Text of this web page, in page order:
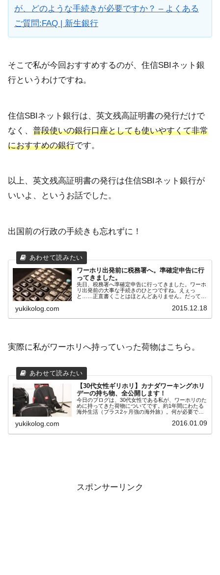
が、どのような手続きが必要ですか？ – よくある
ご質問:FAQ | 新生銀行
そこで私が今回おすすめするのが、住信SBIネット銀
行というわけですね。
住信SBIネット銀行は、英文残高証明書の発行だけで
なく、 普段使いの銀行口座としても使いやすくて非常
におすすめの銀行です。
以上、英文残高証明書の発行は住信SBIネット銀行が
いいよ、というお話でした。
出国前の行政の手続きも忘れずに！
ワーホリ出発前に税務署へ。準確定申告に行
ってきました。
先日、税務署へ準確定申告に行ってきました。ワーホ
リ出発前の大事な手続きのひとつですね。えぇっ
と……正直書くことはほとんどありません。だってい
おりに書類を書いただけ。笑それでも記録として、一
yukikolog.com 2015.12.18
実際に私がワーホリへ持っていった荷物はこちら。
【30代女性ギリホリ】カナダワーキングホリ
デーの持ち物、全公開します！
今日のブログは、30代女性である私が、ワーホリのた
めに持ってきた荷物についてです。約1年間にわたる
海外生活（プラス2ヶ月強の海外旅）。何が必要で、
です。まず私は航空会社はエアカナダを利用したた...
yukikolog.com 2016.01.09
スポンサーリンク